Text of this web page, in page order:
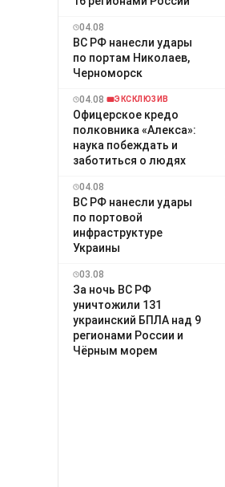
04.08
ВС РФ нанесли удары
по портам Николаев,
Черноморск
04.08 ЭКСКЛЮЗИВ
Офицерское кредо
полковника «Алекса»:
наука побеждать и
заботиться о людях
04.08
ВС РФ нанесли удары
по портовой
инфраструктуре
Украины
03.08
За ночь ВС РФ
уничтожили 131
украинский БПЛА над 9
регионами России и
Чёрным морем